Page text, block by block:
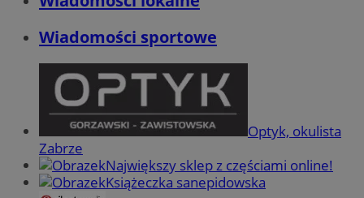
Wiadomości sportowe
Optyk, okulista
Zabrze
Największy sklep z częściami online!
Książeczka sanepidowska